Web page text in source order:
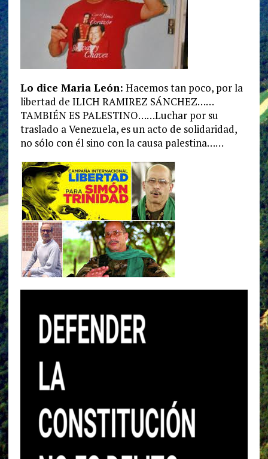
Lo dice Maria León: Hacemos tan poco, por la
libertad de ILICH RAMIREZ SÁNCHEZ……
TAMBIÉN ES PALESTINO……Luchar por su
traslado a Venezuela, es un acto de solidaridad,
no sólo con él sino con la causa palestina……